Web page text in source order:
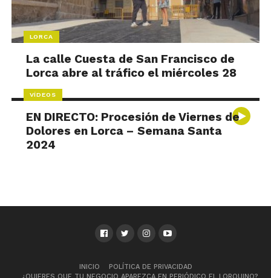
LORCA
La calle Cuesta de San Francisco de
Lorca abre al tráfico el miércoles 28
VÍDEOS
EN DIRECTO: Procesión de Viernes de
Dolores en Lorca – Semana Santa
2024
INICIO
POLÍTICA DE PRIVACIDAD